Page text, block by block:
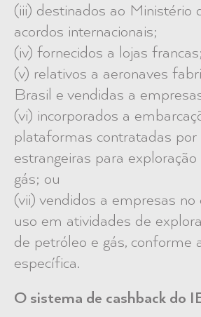
(iii) destinados ao Ministério
acordos internacionais;
(iv) fornecidos a lojas francas;
(v) relativos a aeronaves
Brasil e vendidas a
(vi) incorporados a
plataformas contratadas
estrangeiras para
gás; ou
(vii) vendidos a empresas no
uso em atividades de
de petróleo e gás, conforme
específica.
O sistema de cashback do